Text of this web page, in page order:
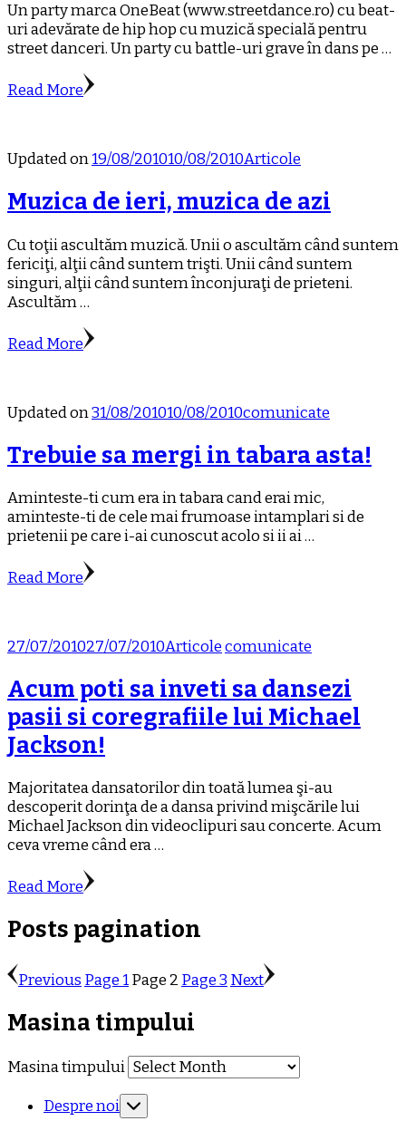
Un party marca OneBeat (www.streetdance.ro) cu beat-
uri adevărate de hip hop cu muzică specială pentru
street danceri. Un party cu battle-uri grave în dans pe …
Read More
Updated on19/08/201010/08/2010Articole
Muzica de ieri, muzica de azi
Cu toţii ascultăm muzică. Unii o ascultăm când suntem
fericiţi, alţii când suntem trişti. Unii când suntem
singuri, alţii când suntem înconjuraţi de prieteni.
Ascultăm …
Read More
Updated on31/08/201010/08/2010comunicate
Trebuie sa mergi in tabara asta!
Aminteste-ti cum era in tabara cand erai mic,
aminteste-ti de cele mai frumoase intamplari si de
prietenii pe care i-ai cunoscut acolo si ii ai …
Read More
27/07/201027/07/2010Articolecomunicate
Acum poti sa inveti sa dansezi
pasii si coregrafiile lui Michael
Jackson!
Majoritatea dansatorilor din toată lumea şi-au
descoperit dorinţa de a dansa privind mişcările lui
Michael Jackson din videoclipuri sau concerte. Acum
ceva vreme când era …
Read More
Posts pagination
Previous Page1Page 2 Page3 Next
Masina timpului
Masina timpului
Despre noi